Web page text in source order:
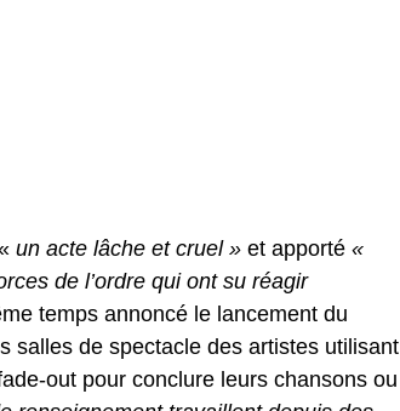
un acte lâche et cruel » et apporté «
de l’ordre qui ont su réagir
temps annoncé le lancement du
salles de spectacle des artistes utilisant
out pour conclure leurs chansons ou